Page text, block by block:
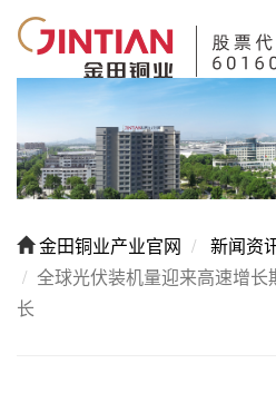
金田铜业产业官网
新闻资
全球光伏装机量迎来高速增
长